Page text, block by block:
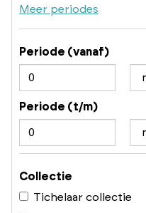
Meer periodes
Periode (vanaf)
Periode (t/m)
Collectie
Tichelaar collectie